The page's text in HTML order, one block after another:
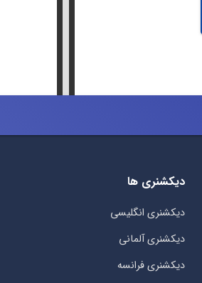
دیکشنری ها
دیکشنری انگلیسی
دیکشنری آلمانی
دیکشنری فرانسه